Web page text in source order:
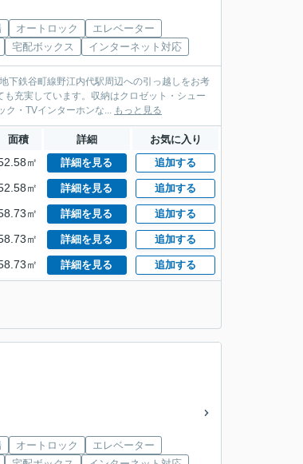
オートロック
エレベーター
宅配ボックス インターネット対応
下鉄谷町線野江内代駅周辺への引っ越しをお考
充実しています。収納はクロゼット・シュー
ク・TVインターホンな... もっと見る
面積 詳細 お気に入り
㎡ 詳細を見る 追加する
㎡ 詳細を見る 追加する
㎡ 詳細を見る 追加する
㎡ 詳細を見る 追加する
㎡ 詳細を見る 追加する
オートロック
エレベーター